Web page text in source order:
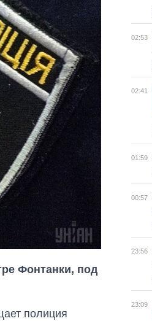
Фонтанки, под
полиция
02:53
02:41
01:59
00:57
23:56
23:09